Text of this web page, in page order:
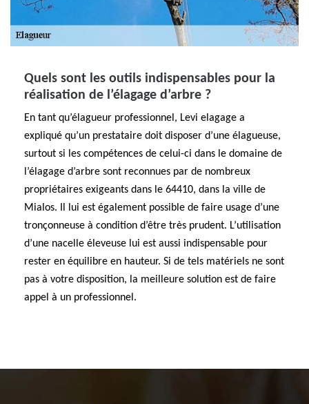
Quels sont les outils indispensables pour la
réalisation de l’élagage d’arbre ?
En tant qu’élagueur professionnel, Levi elagage a
expliqué qu’un prestataire doit disposer d’une élagueuse,
surtout si les compétences de celui-ci dans le domaine de
l’élagage d’arbre sont reconnues par de nombreux
propriétaires exigeants dans le 64410, dans la ville de
Mialos. Il lui est également possible de faire usage d’une
tronçonneuse à condition d’être très prudent. L’utilisation
d’une nacelle éleveuse lui est aussi indispensable pour
rester en équilibre en hauteur. Si de tels matériels ne sont
pas à votre disposition, la meilleure solution est de faire
appel à un professionnel.